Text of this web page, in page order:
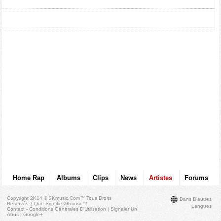
Home Rap Albums Clips News Artistes Forums
Dans D'autres
Langues
Copyright 2K14 © 2Kmusic.com™Tous Droits
Réservés . |Que Signifie 2Kmusic ?
Contact - Conditions Générales D'Utilisation |Signaler Un
Abus |Google+